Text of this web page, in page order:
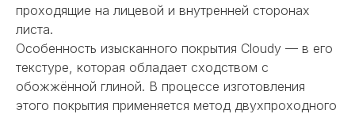
проходящие на лицевой и внутренней сторонах
листа.
Особенность изысканного покрытия Cloudy — в его
текстуре, которая обладает сходством с
обожжённой глиной. В процессе изготовления
этого покрытия применяется метод двухпроходного